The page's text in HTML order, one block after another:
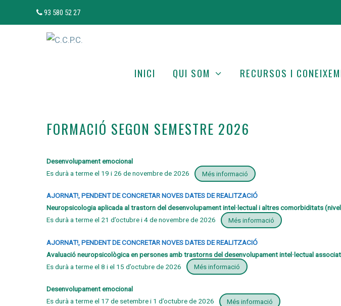
al
93 580 52 27
INICI QUI SOM RECURSOS I
FORMACIÓ SEGON SEMESTRE 2026
Desenvolupament emocional
Es durà a terme el 19 i 26 de novembre de 2026
Més informació
AJORNAT!, PENDENT DE CONCRETAR NOVES DATES DE REALITZACIÓ
Neuropsicologia aplicada al trastorn del desenvolupament intel·lectual i altres comorbiditats
Es durà a terme el 21 d’octubre i 4 de novembre de 2026
Més informació
AJORNAT!, PENDENT DE CONCRETAR NOVES DATES DE REALITZACIÓ
Avaluació neuropsicològica en persones amb trastorns del desenvolupament intel·lectual
Es durà a terme el 8 i el 15 d’octubre de 2026
Més informació
Desenvolupament emocional
Es durà a terme el 17 de setembre i 1 d’octubre de 2026
Més informació